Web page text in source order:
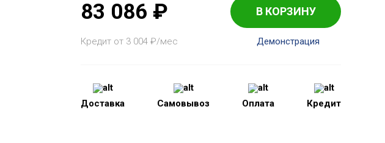
83 086 ₽ В КОРЗИНУ
Кредит от 3 004 ₽/мес Демонстрация
Доставка Самовывоз Оплата Кредит